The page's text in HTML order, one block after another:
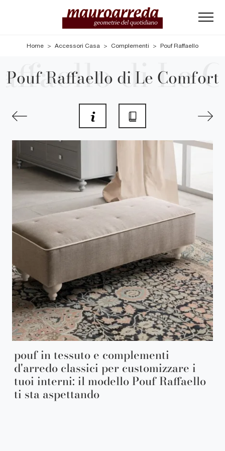
Home > Accessori Casa > Complementi > Pouf Raffaello
Pouf Raffaello di Le Comfort
pouf in tessuto e complementi
d'arredo classici per customizzare i
tuoi interni: il modello Pouf Raffaello
ti sta aspettando